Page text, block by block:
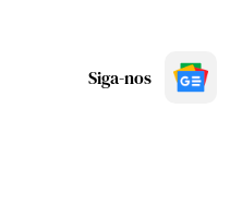
Siga-nos